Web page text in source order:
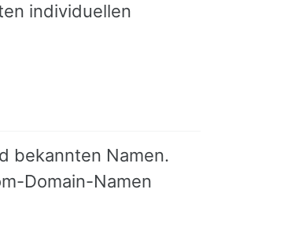
individuellen
bekannten Namen.
Domain-Namen